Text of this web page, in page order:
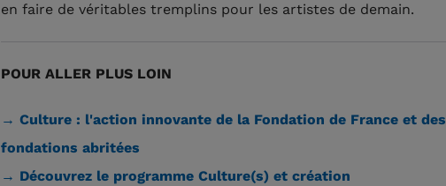
en faire de véritables tremplins pour les artistes de demain.
POUR ALLER PLUS LOIN
→ Culture : l'action innovante de la Fondation de France et des
fondations abritées
→ Découvrez le programme Culture(s) et création